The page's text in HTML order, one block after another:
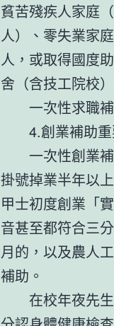
貧苦殘疾人家庭
人）、零失業家
人，或取得國度
舍（含技工院校
一次性求職
4.創業補助重
一次性創業
掛號掉業半年以
甲士初度創業「
音甚至都符合三
月的，以及農人
補助。
在校年夜先